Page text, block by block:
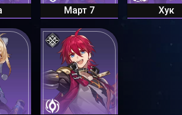
Март 7 Хук